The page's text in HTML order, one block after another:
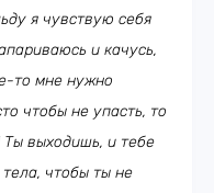
я чувствую себя
и качусь,
то мне нужно
чтобы не упасть, то
Ты выходишь, и тебе
тела, чтобы ты не